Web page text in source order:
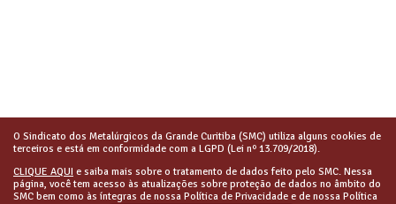
O Sindicato dos Metalúrgicos da Grande Curitiba (SMC) utiliza alguns cookies de
terceiros e está em conformidade com a LGPD (Lei nº 13.709/2018).
CLIQUE AQUI e saiba mais sobre o tratamento de dados feito pelo SMC. Nessa
página, você tem acesso às atualizações sobre proteção de dados no âmbito do
SMC bem como às íntegras de nossa Política de Privacidade e de nossa Política